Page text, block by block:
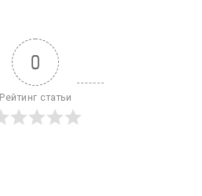
0
Рейтинг статьи